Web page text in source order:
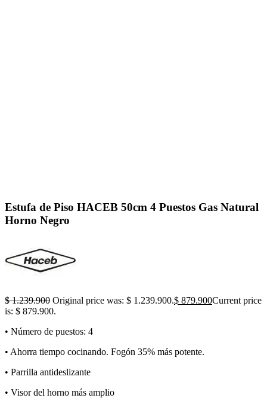
Estufa de Piso HACEB 50cm 4 Puestos Gas Natural
Horno Negro
$1.239.900 Original price was: $ 1.239.900.$ 879.900Current price
is: $ 879.900.
• Número de puestos: 4
• Ahorra tiempo cocinando. Fogón 35% más potente.
• Parrilla antideslizante
• Visor del horno más amplio